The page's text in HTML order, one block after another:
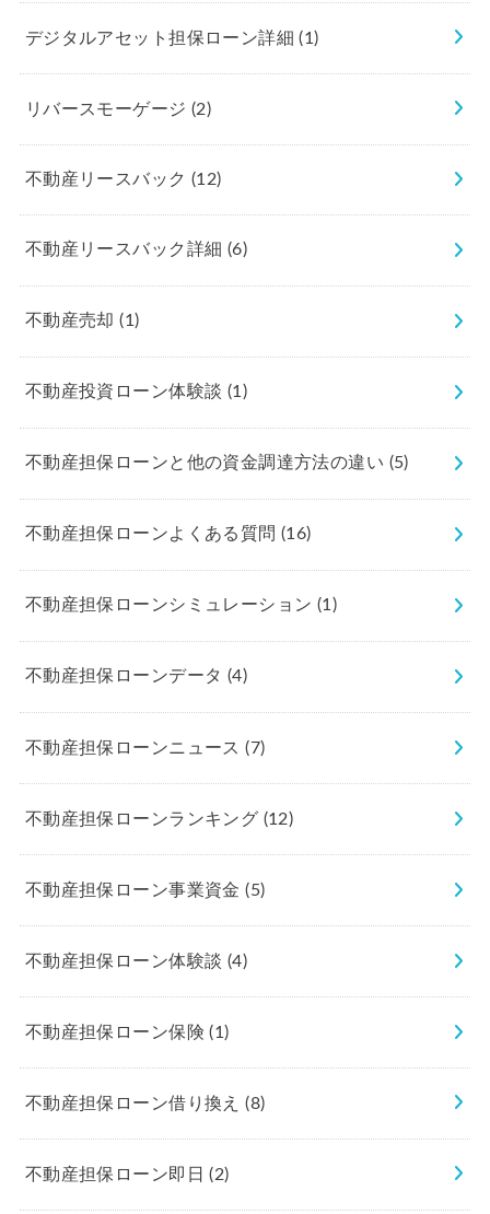
デジタルアセット担保ローン詳細(1)
リバースモーゲージ (2)
不動産リースバック (12)
不動産リースバック詳細 (6)
不動産売却(1)
不動産投資ローン体験談 (1)
不動産担保ローンと他の資金調達方法の違い (5)
不動産担保ローンよくある質問(16)
不動産担保ローンシミュレーション (1)
不動産担保ローンデータ (4)
不動産担保ローンニュース(7)
不動産担保ローンランキング (12)
不動産担保ローン事業資金(5)
不動産担保ローン体験談 (4)
不動産担保ローン保険(1)
不動産担保ローン借り換え(8)
不動産担保ローン即日(2)